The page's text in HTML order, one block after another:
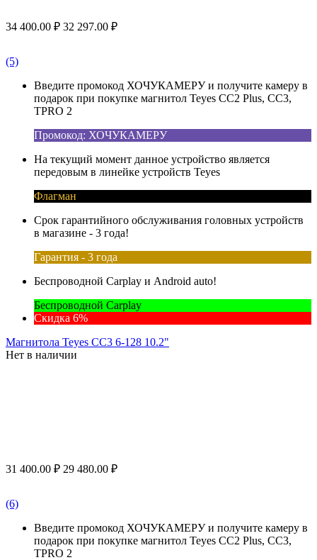
34 400.00 ₽ 32 297.00 ₽
(5)
Введите промокод ХОЧУКАМЕРУ и получите камеру в
подарок при покупке магнитол Teyes CC2 Plus, CC3,
TPRO 2
Промокод: ХОЧУКАМЕРУ
На текущий момент данное устройство является
передовым в линейке устройств Teyes
Флагман
Срок гарантийного обслуживания головных устройств
в магазине - 3 года!
Гарантия - 3 года
Беспроводной Carplay и Android auto!
Беспроводной Carplay
Скидка 6%
Магнитола Teyes CC3 6-128 10.2"
Нет в наличии
31 400.00 ₽ 29 480.00 ₽
(6)
Введите промокод ХОЧУКАМЕРУ и получите камеру в
подарок при покупке магнитол Teyes CC2 Plus, CC3,
TPRO 2